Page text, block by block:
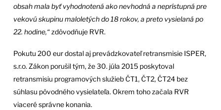
obsah mala byť vyhodnotená ako nevhodná a neprístupná pre
vekovú skupinu maloletých do 18 rokov, a preto vysielaná po
22. hodine,“zdôvodňuje RVR.
Pokutu 200 eur dostal aj prevádzkovateľ retransmisie ISPER,
s.r.o. Zákon porušil tým, že 30. júla 2015 poskytoval
retransmisiu programových služieb ČT1, ČT2, ČT24 bez
súhlasu pôvodného vysielateľa. Okrem toho začala RVR
viaceré správne konania.